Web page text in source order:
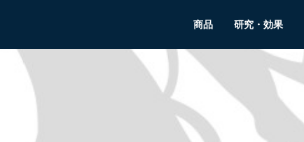
商品 研究・効果